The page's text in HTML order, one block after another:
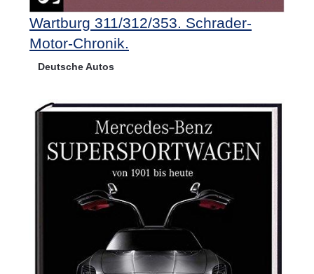
Wartburg 311/312/353. Schrader-
Motor-Chronik.
Deutsche Autos